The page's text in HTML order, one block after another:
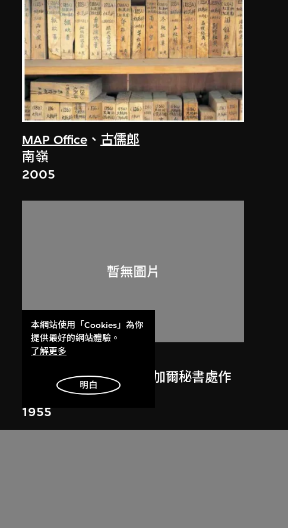
MAP Office 、 古儒郎
南嶺
2005
呂西安．埃爾韋
勒．柯比意於印度昌迪加爾秘書處作
1955
本網站使用「Cookies」為你
提供最好的網站體驗。
了解更多
明白